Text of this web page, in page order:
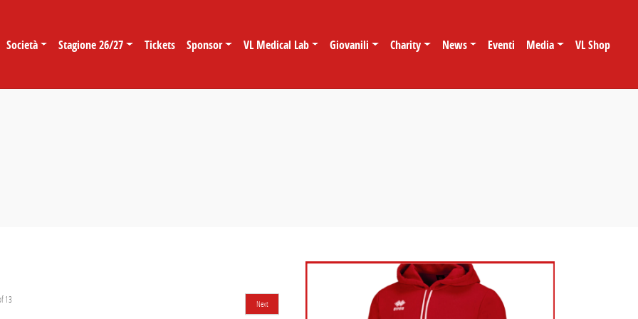
Società Stagione 26/27 Tickets Sponsor VL Medical Lab Giovanili Charity News Eventi Media VL Shop
13 Next